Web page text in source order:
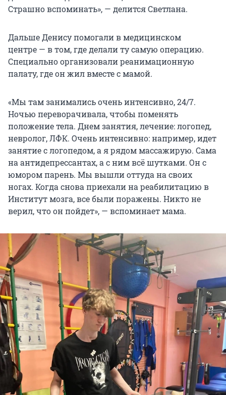
Страшно вспоминать», — делится Светлана.
Дальше Денису помогали в медицинском
центре — в том, где делали ту самую операцию.
Специально организовали реанимационную
палату, где он жил вместе с мамой.
«Мы там занимались очень интенсивно, 24/7.
Ночью переворачивала, чтобы поменять
положение тела. Днем занятия, лечение: логопед,
невролог, ЛФК. Очень интенсивно: например, идет
занятие с логопедом, а я рядом массажирую. Сама
на антидепрессантах, а с ним всё шутками. Он с
юмором парень. Мы вышли оттуда на своих
ногах. Когда снова приехали на реабилитацию в
Институт мозга, все были поражены. Никто не
верил, что он пойдет», — вспоминает мама.